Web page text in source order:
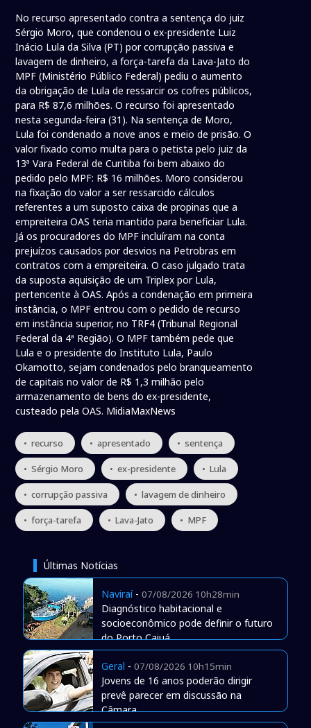
No recurso apresentado contra a sentença do juiz
Sérgio Moro, que condenou o ex-presidente Luiz
Inácio Lula da Silva (PT) por corrupção passiva e
lavagem de dinheiro, a força-tarefa da Lava-Jato do
MPF (Ministério Público Federal) pediu o aumento
da obrigação de Lula de ressarcir os cofres públicos,
para R$ 87,6 milhões. O recurso foi apresentado
nesta segunda-feira (31). Na sentença de Moro,
Lula foi condenado a nove anos e meio de prisão. O
valor fixado como multa para o petista pelo juiz da
13ª Vara Federal de Curitiba foi bem abaixo do
pedido pelo MPF: R$ 16 milhões. Moro considerou
na fixação do valor a ser ressarcido cálculos
referentes a um suposto caixa de propinas que a
empreiteira OAS teria mantido para beneficiar Lula.
Já os procuradores do MPF incluíram na conta
prejuízos causados por desvios na Petrobras em
contratos com a empreiteira. O caso julgado trata
da suposta aquisição de um Triplex por Lula,
pertencente à OAS. Após a condenação em primeira
instância, o MPF entrou com o pedido de recurso
em instância superior, no TRF4 (Tribunal Regional
Federal da 4ª Região). O MPF também pede que
Lula e o presidente do Instituto Lula, Paulo
Okamotto, sejam condenados pelo branqueamento
de capitais no valor de R$ 1,3 milhão pelo
armazenamento de bens do ex-presidente,
custeado pela OAS. MidiaMaxNews
• recurso • apresentado • sentença
• Sérgio Moro • ex-presidente • Lula
• corrupção passiva • lavagem de dinheiro
• força-tarefa • Lava-Jato • MPF
Últimas Notícias
Naviraí- 07/08/2026 10h28min
Diagnóstico habitacional e
socioeconômico pode definir o futuro
do Porto Caiuá
Geral - 07/08/2026 10h15min
Jovens de 16 anos poderão dirigir
prevê parecer em discussão na
Câmara